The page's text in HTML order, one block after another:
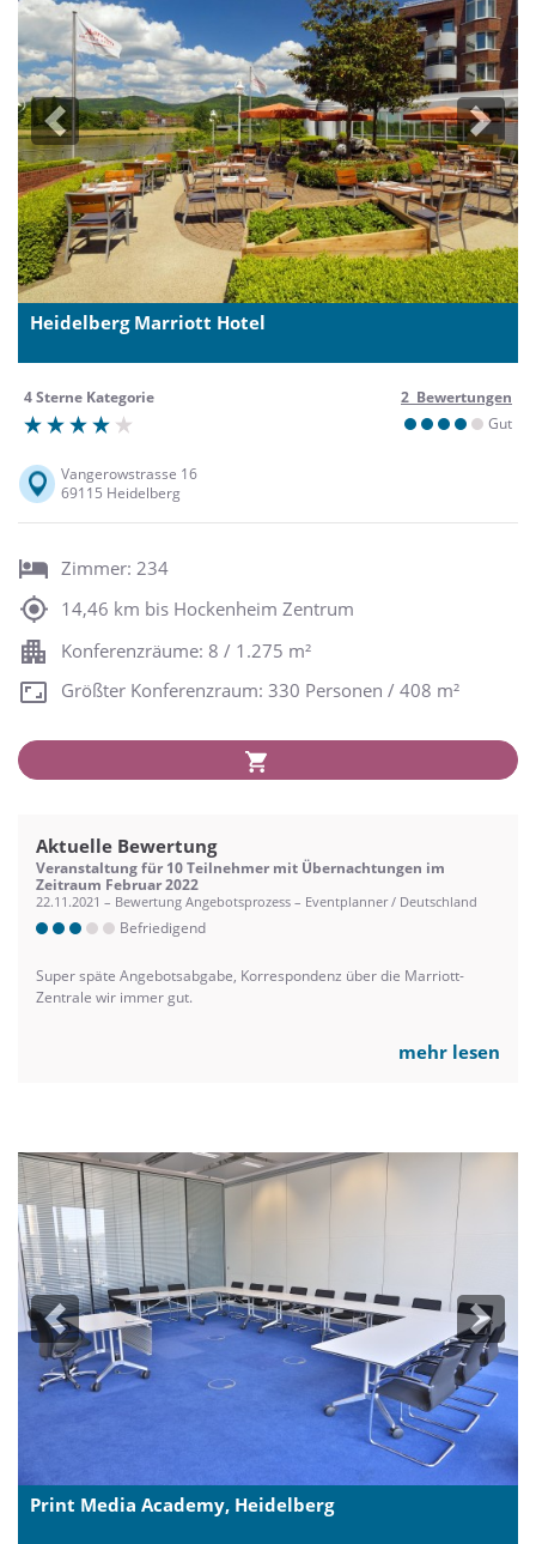
Previous Next
Heidelberg Marriott Hotel
4 Sterne Kategorie
2 Bewertungen
Gut
Vangerowstrasse 16
69115 Heidelberg
Zimmer: 234
14,46 km bis Hockenheim Zentrum
Konferenzräume: 8 / 1.275 m²
Größter Konferenzraum: 330 Personen / 408 m²
Aktuelle Bewertung
Veranstaltung für 10 Teilnehmer mit Übernachtungen im
Zeitraum Februar 2022
22.11.2021 – Bewertung Angebotsprozess – Eventplanner / Deutschland
Befriedigend
Super späte Angebotsabgabe, Korrespondenz über die Marriott-
Zentrale wir immer gut.
mehr lesen
Previous Next
Print Media Academy, Heidelberg